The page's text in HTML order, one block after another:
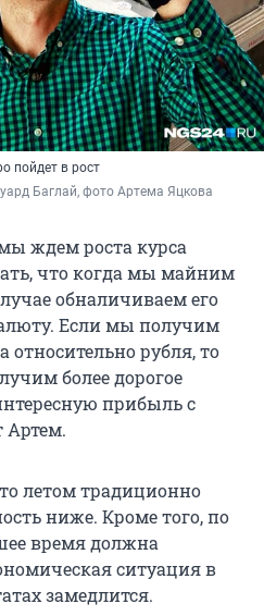
пойдет в рост
Баглай, фото Артема Яцкова
ждем роста курса
что когда мы майним
обналичиваем его
Если мы получим
относительно рубля, то
более дорогое
прибыль с
Артем.
летом традиционно
ниже. Кроме того, по
время должна
ситуация в
замедлится.